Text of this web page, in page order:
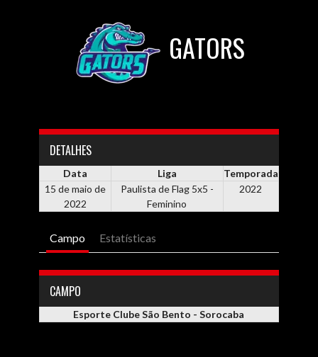
GATORS
DETALHES
Data Liga
Temporada
15 de maio de
2022
Paulista de Flag 5x5 -
Feminino
2022
Campo Estatísticas
CAMPO
Esporte Clube São Bento - Sorocaba